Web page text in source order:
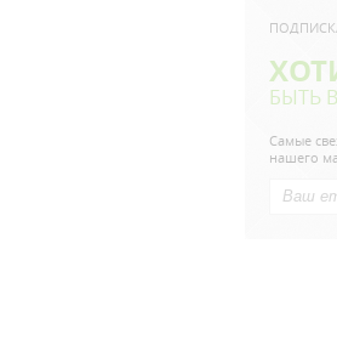
БЫТЬ
Самые
нашего